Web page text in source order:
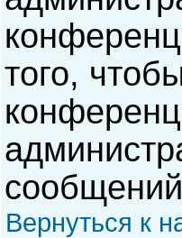
того,
Вернуться к